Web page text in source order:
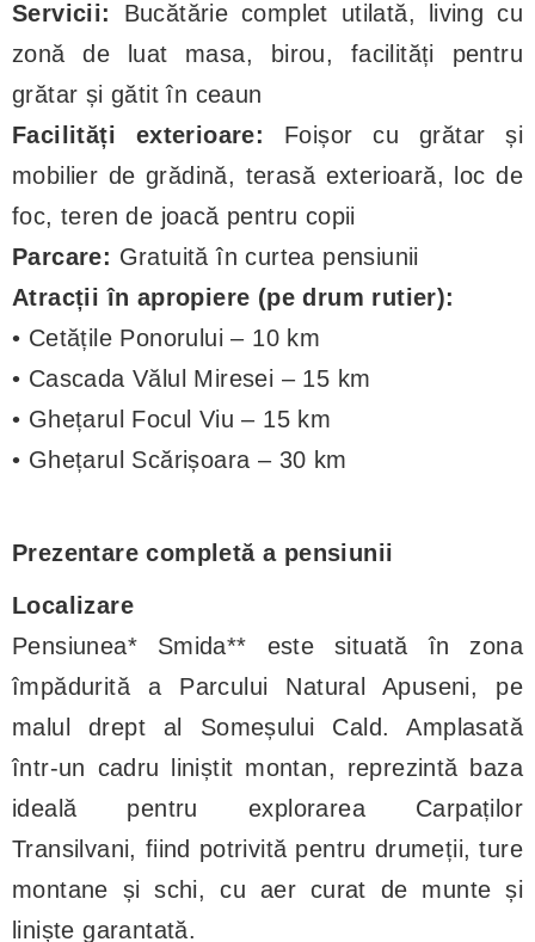
Servicii:
Bucătărie complet utilată, living cu
zonă de luat masa, birou, facilități pentru
grătar și gătit în ceaun
Facilități exterioare:
Foișor cu grătar și
mobilier de grădină, terasă exterioară, loc de
foc, teren de joacă pentru copii
Parcare: Gratuită în curtea pensiunii
Atracții în apropiere (pe drum rutier):
• Cetățile Ponorului – 10 km
• Cascada Vălul Miresei – 15 km
• Ghețarul Focul Viu – 15 km
• Ghețarul Scărișoara – 30 km
Prezentare completă a pensiunii
Localizare
Pensiunea* Smida** este situată în zona
împădurită a Parcului Natural Apuseni, pe
malul drept al Someșului Cald. Amplasată
într-un cadru liniștit montan, reprezintă baza
ideală pentru explorarea Carpaților
Transilvani, fiind potrivită pentru drumeții, ture
montane și schi, cu aer curat de munte și
liniște garantată.